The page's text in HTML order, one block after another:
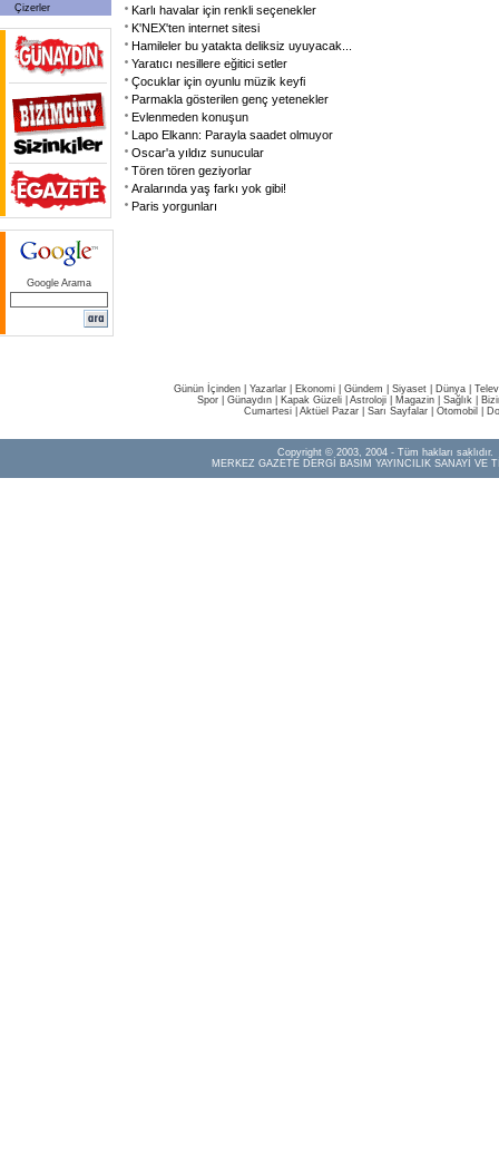
Çizerler
Google Arama
Karlı havalar için renkli seçenekler
K'NEX'ten internet sitesi
Hamileler bu yatakta deliksiz uyuyacak...
Yaratıcı nesillere eğitici setler
Çocuklar için oyunlu müzik keyfi
Parmakla gösterilen genç yetenekler
Evlenmeden konuşun
Lapo Elkann: Parayla saadet olmuyor
Oscar'a yıldız sunucular
Tören tören geziyorlar
Aralarında yaş farkı yok gibi!
Paris yorgunları
Günün İçinden Yazarlar Ekonomi Gündem Siyaset Dünya |
Spor
Günaydın Kapak Güzeli Astroloji Magazin Sağlık
Cumartesi| Aktüel Pazar| Sarı Sayfalar| Otomobil
Copyright © 2003, 2004 - Tüm hakları saklıdır.
MERKEZ GAZETE DERGİ BASIM YAYINCILIK SANAYİ VE